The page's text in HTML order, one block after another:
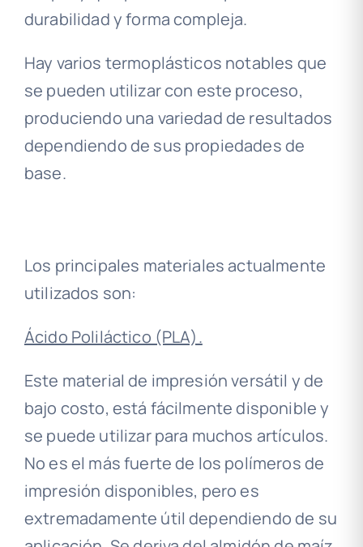
durabilidad y forma compleja.
Hay varios termoplásticos notables que
se pueden utilizar con este proceso,
produciendo una variedad de resultados
dependiendo de sus propiedades de
base.
Los principales materiales actualmente
utilizados son:
Ácido Poliláctico (PLA).
Este material de impresión versátil y de
bajo costo, está fácilmente disponible y
se puede utilizar para muchos artículos.
No es el más fuerte de los polímeros de
impresión disponibles, pero es
extremadamente útil dependiendo de su